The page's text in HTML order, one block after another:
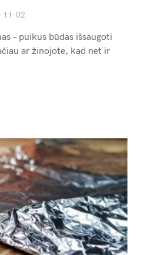
11-02
– puikus būdas išsaugoti
ar žinojote, kad net ir